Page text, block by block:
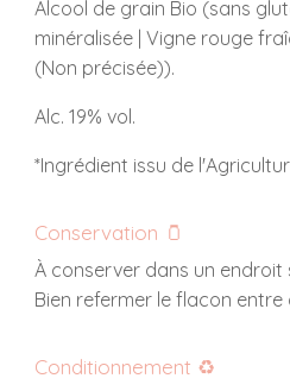
Alcool de grain Bio (sans
minéralisée | Vigne rouge
(Non précisée)).
Alc. 19% vol.
*Ingrédient issu de
Conservation 🫙
À conserver dans un endroit
Bien refermer le flacon
Conditionnement ♻️